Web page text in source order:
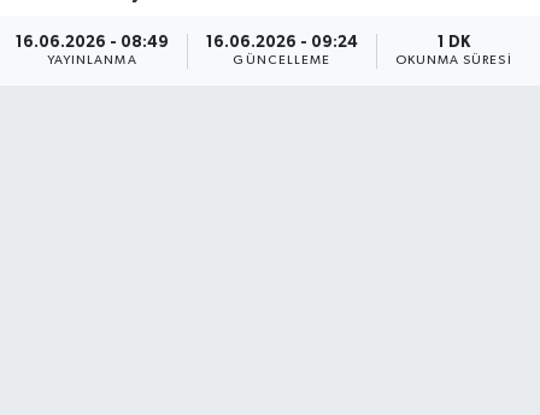
16.06.2026 - 08:49
YAYINLANMA
16.06.2026 - 09:24
GÜNCELLEME
1 DK
OKUNMA SÜRESI